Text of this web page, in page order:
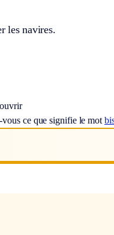
les navires.
vous ce que signifie le mot